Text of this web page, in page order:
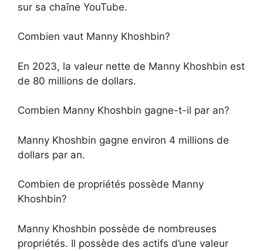
sur sa chaîne YouTube.
Combien vaut Manny Khoshbin?
En 2023, la valeur nette de Manny Khoshbin est
de 80 millions de dollars.
Combien Manny Khoshbin gagne-t-il par an?
Manny Khoshbin gagne environ 4 millions de
dollars par an.
Combien de propriétés possède Manny
Khoshbin?
Manny Khoshbin possède de nombreuses
propriétés. Il possède des actifs d’une valeur